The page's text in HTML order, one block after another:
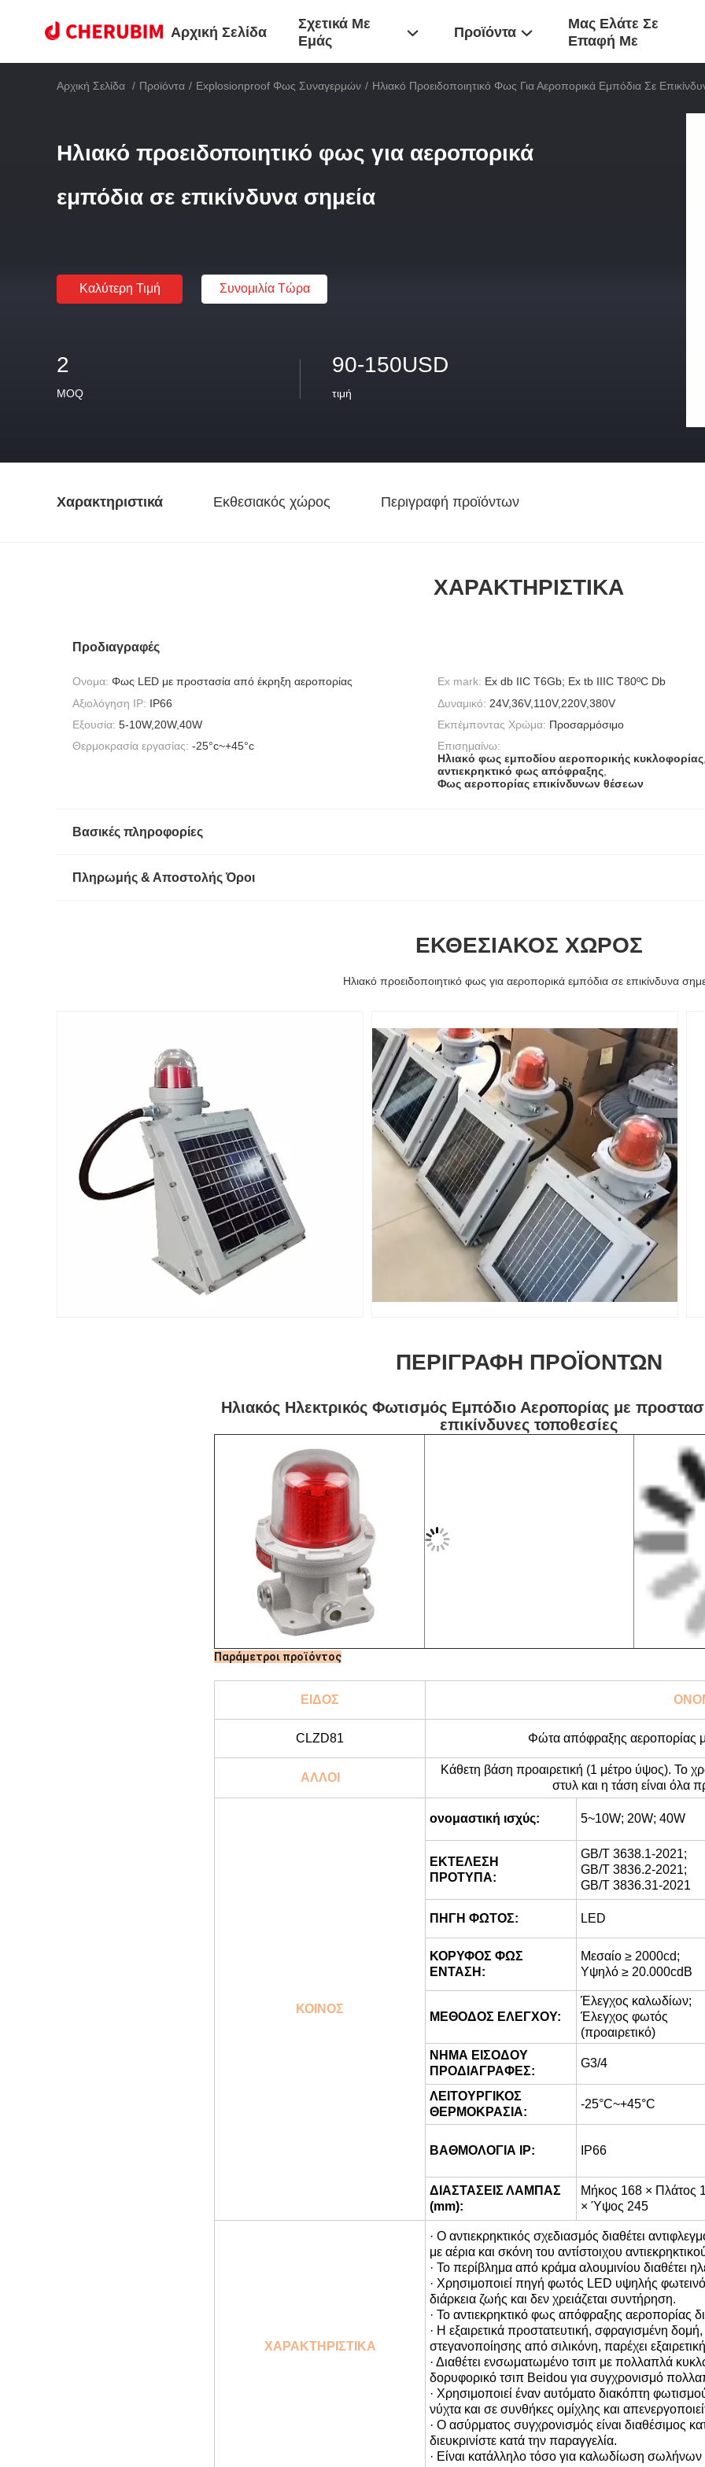
Αρχική Σελίδα
Σχετικά Με
Εμάς
Προϊόντα
Μας Ελάτε Σε
Επαφή Με
Αρχική Σελίδα / Προϊόντα / Explosionproof Φως Συναγερμών / Ηλιακό Προειδοποιητικό Φως Για Αεροπορικά Εμπόδια Σε
Ηλιακό προειδοποιητικό φως για αεροπορικά
εμπόδια σε επικίνδυνα σημεία
Καλύτερη Τιμή Συνομιλία Τώρα
2
MOQ
90-150USD
τιμή
Χαρακτηριστικά Εκθεσιακός χώρος Περιγραφή προϊόντων
ΧΑΡΑΚΤΗΡΙΣΤΙΚΆ
Προδιαγραφές
Ονομα: Φως LED με προστασία από έκρηξη αεροπορίας Ex mark: Ex db IIC T6Gb; Ex tb IIIC T80ºC Db
Αξιολόγηση IP: IP66 Δυναμικό: 24V,36V,110V,220V,380V
Εξουσία: 5-10W,20W,40W Εκπέμποντας Χρώμα: Προσαρμόσιμο
Θερμοκρασία εργασίας: -25°c~+45°c
Επισημαίνω:
Ηλιακό φως εμποδίου αεροπορικής κυκλοφορίας
αντιεκρηκτικό φως απόφραξης
Φως αεροπορίας επικίνδυνων θέσεων
Βασικές πληροφορίες
Πληρωμής & Αποστολής Όροι
ΕΚΘΕΣΙΑΚΌΣ ΧΏΡΟΣ
Ηλιακό προειδοποιητικό φως για αεροπορικά εμπόδια σε επικίνδυνα
ΠΕΡΙΓΡΑΦΉ ΠΡΟΪΌΝΤΩΝ
Ηλιακός Ηλεκτρικός Φωτισμός Εμπόδιο Αεροπορίας με
επικίνδυνες τοποθεσίες
Κάθετη βάση προαιρετική (1 μέτρο ύψος). Το
στυλ και η τάση είναι όλα
ΕΚΤΕΛΕΣΗ
GB/T 3638.1-2021;
GB/T 3836.2-2021;
GB/T 3836.31-2021
ΚΟΡΥΦΟΣ ΦΩΣ
Μεσαίο ≥ 2000cd;
Έλεγχος καλωδίων;
Έλεγχος φωτός
(προαιρετικό)
ΝΗΜΑ ΕΙΣΟΔΟΥ
ΠΡΟΔΙΑΓΡΑΦΕΣ:
ΛΕΙΤΟΥΡΓΙΚΟΣ
ΘΕΡΜΟΚΡΑΣΙΑ:
ΔΙΑΣΤΑΣΕΙΣ ΛΑΜΠΑΣ
(mm):
Μήκος 168 × Πλάτος
× Ύψος 245
· Ο αντιεκρηκτικός σχεδιασμός διαθέτει
με αέρια και σκόνη του αντίστοιχου
· Το περίβλημα από κράμα αλουμινίου διαθέτει
· Χρησιμοποιεί πηγή φωτός LED υψηλής
διάρκεια ζωής και δεν χρειάζεται συντήρηση.
· Το αντιεκρηκτικό φως απόφραξης αεροπορίας
· Η εξαιρετικά προστατευτική, σφραγισμένη
στεγανοποίησης από σιλικόνη, παρέχει
· Διαθέτει ενσωματωμένο τσιπ με πολλαπλά
δορυφορικό τσιπ Beidou για συγχρονισμό
· Χρησιμοποιεί έναν αυτόματο διακόπτη
νύχτα και σε συνθήκες ομίχλης και
· Ο ασύρματος συγχρονισμός είναι διαθέσιμος
διευκρινίστε κατά την παραγγελία.